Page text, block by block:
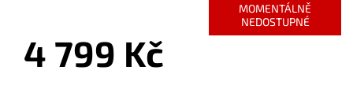
MOMENTÁLNĚ
NEDOSTUPNÉ
4 799 Kč